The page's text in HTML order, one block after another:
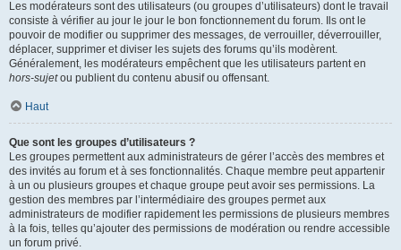
Les modérateurs sont des utilisateurs (ou groupes d’utilisateurs) dont le travail
consiste à vérifier au jour le jour le bon fonctionnement du forum. Ils ont le
pouvoir de modifier ou supprimer des messages, de verrouiller, déverrouiller,
déplacer, supprimer et diviser les sujets des forums qu’ils modèrent.
Généralement, les modérateurs empêchent que les utilisateurs partent en
hors-sujetou publient du contenu abusif ou offensant.
Haut
Que sont les groupes d’utilisateurs ?
Les groupes permettent aux administrateurs de gérer l’accès des membres et
des invités au forum et à ses fonctionnalités. Chaque membre peut appartenir
à un ou plusieurs groupes et chaque groupe peut avoir ses permissions. La
gestion des membres par l’intermédiaire des groupes permet aux
administrateurs de modifier rapidement les permissions de plusieurs membres
à la fois, telles qu’ajouter des permissions de modération ou rendre accessible
un forum privé.